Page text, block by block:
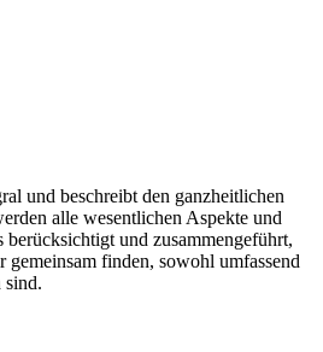
und beschreibt den ganzheitlichen
alle wesentlichen Aspekte und
berücksichtigt und zusammengeführt,
finden, sowohl umfassend
sind.